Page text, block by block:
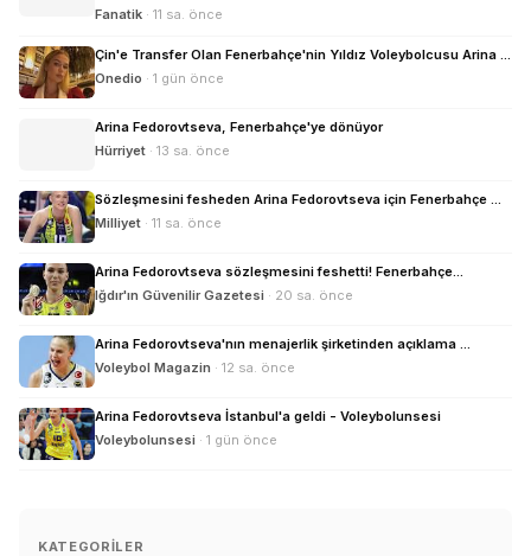
Fanatik · 11 sa. önce
Çin'e Transfer Olan Fenerbahçe'nin Yıldız Voleybolcusu Arina ...
Onedio · 1 gün önce
Arina Fedorovtseva, Fenerbahçe'ye dönüyor
Hürriyet · 13 sa. önce
Sözleşmesini fesheden Arina Fedorovtseva için Fenerbahçe ...
Milliyet · 11 sa. önce
Arina Fedorovtseva sözleşmesini feshetti! Fenerbahçe...
Iğdır'ın Güvenilir Gazetesi · 20 sa. önce
Arina Fedorovtseva'nın menajerlik şirketinden açıklama ...
Voleybol Magazin · 12 sa. önce
Arina Fedorovtseva İstanbul'a geldi - Voleybolunsesi
Voleybolunsesi · 1 gün önce
KATEGORILER